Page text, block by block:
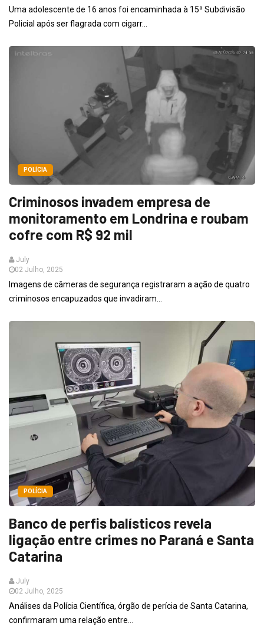
Uma adolescente de 16 anos foi encaminhada à 15ª Subdivisão
Policial após ser flagrada com cigarr...
POLÍCIA
Criminosos invadem empresa de
monitoramento em Londrina e roubam
cofre com R$ 92 mil
July
02 Julho, 2025
Imagens de câmeras de segurança registraram a ação de quatro
criminosos encapuzados que invadiram...
POLÍCIA
Banco de perfis balísticos revela
ligação entre crimes no Paraná e Santa
Catarina
July
02 Julho, 2025
Análises da Polícia Científica, órgão de perícia de Santa Catarina,
confirmaram uma relação entre...